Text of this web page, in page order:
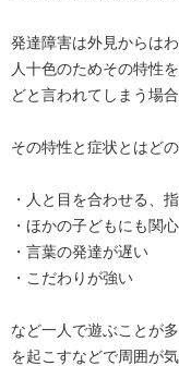
発達障害は外見からは
人十色のためその特性
どと言われてしまう場合
その特性と症状とはど
・人と目を合わせる、
・ほかの子どもにも関
・言葉の発達が遅い
・こだわりが強い
など一人で遊ぶことが
を起こすなどで周囲が